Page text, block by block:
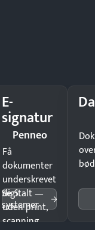
E-
signatur
Penneo
Få
dokumenter
underskrevet
digitalt —
uden print,
scanning
Se 5
systemer